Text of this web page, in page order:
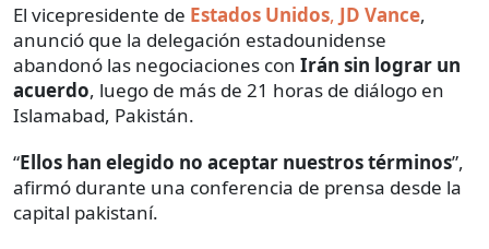
El vicepresidente de Estados Unidos, JD Vance,
anunció que la delegación estadounidense
abandonó las negociaciones con Irán sin lograr un
acuerdo, luego de más de 21 horas de diálogo en
Islamabad, Pakistán.
“Ellos han elegido no aceptar nuestros términos”,
afirmó durante una conferencia de prensa desde la
capital pakistaní.